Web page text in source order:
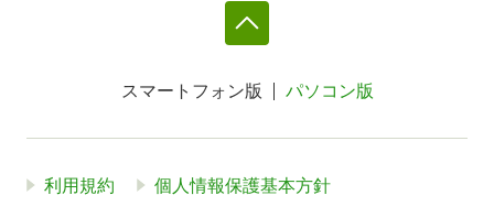
スマートフォン版 パソコン版
利用規約 個人情報保護基本方針